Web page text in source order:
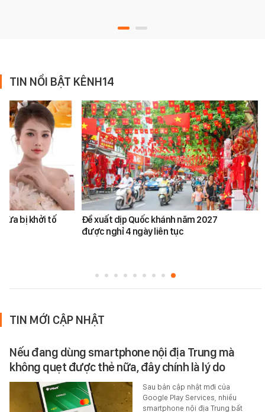
TIN NỔI BẬT KÊNH14
vừa bị khởi tố
Đề xuất dịp Quốc khánh năm 2027
được nghỉ 4 ngày liên tục
TIN MỚI CẬP NHẬT
Nếu đang dùng smartphone nội địa Trung mà
không quẹt được thẻ nữa, đây chính là lý do
Sau bản cập nhật mới của
Google Play Services, nhiều
smartphone nội địa Trung bất